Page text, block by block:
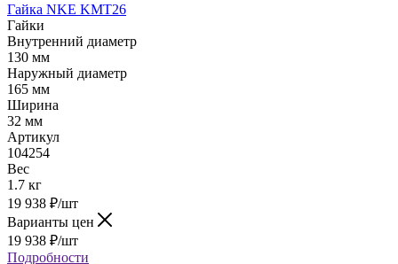
Гайка NKE KMT26
Гайки
Внутренний диаметр
130 мм
Наружный диаметр
165 мм
Ширина
32 мм
Артикул
104254
Вес
1.7 кг
19 938 ₽/шт
Варианты цен
19 938 ₽/шт
Подробности